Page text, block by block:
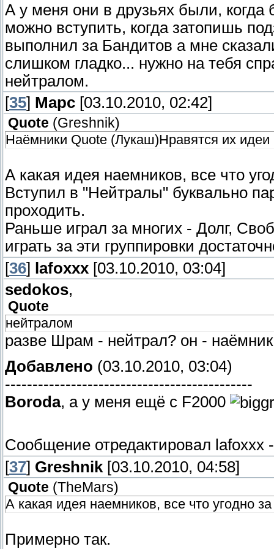
А у меня они в друзьях были, когда
можно вступить, когда затопишь
выполнил за Бандитов а мне
слишком гладко... нужно на тебя
нейтралом.
[35] Марс [03.10.2010, 02:42]
Quote (Greshnik)
Наёмники Quote (Лукаш)Нравятся их идеи
А какая идея наемников, все что
Вступил в "Нейтралы" буквально
проходить.
Раньше играл за многих - Долг,
играть за эти группировки
[36] lafoxxx [03.10.2010, 03:04]
sedokos,
Quote
нейтралом
разве Шрам - нейтрал? он -
Добавлено (03.10.2010, 03:04)
---------------------------------------------
Boroda, а у меня ещё с F2000
Сообщение отредактировал lafoxxx
[37] Greshnik [03.10.2010, 04:58]
Quote (TheMars)
А какая идея наемников, все что угодно
Примерно так.